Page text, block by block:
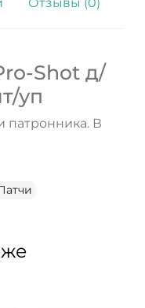
Отзывы (0)
Shot д/
уп
патронника. В